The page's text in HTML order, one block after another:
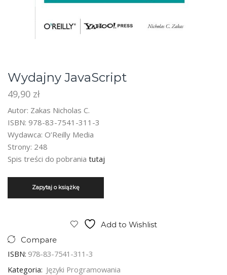
Wydajny JavaScript
49,90 zł
Autor: Zakas Nicholas C.
ISBN: 978-83-7541-311-3
Wydawca: O’Reilly Media
Strony: 248
Spis treści do pobrania tutaj
Add to Wishlist
Compare
ISBN: 978-83-7541-311-3
Kategoria: Języki Programowania